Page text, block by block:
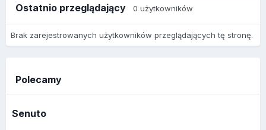
Ostatnio przeglądający 0 użytkowników
Brak zarejestrowanych użytkowników przeglądających tę stronę.
Polecamy
Senuto